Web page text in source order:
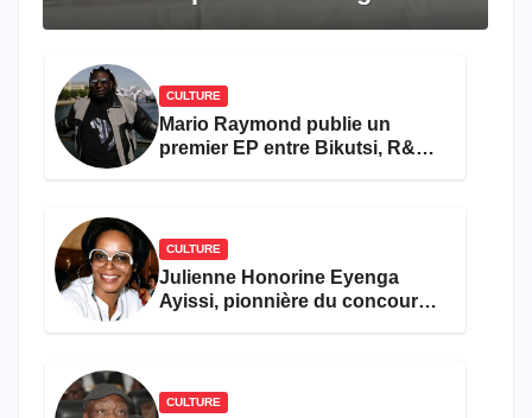
CULTURE
Mario Raymond publie un
premier EP entre Bikutsi, R&B
CULTURE
Julienne Honorine Eyenga
Ayissi, pionnière du concours
CULTURE